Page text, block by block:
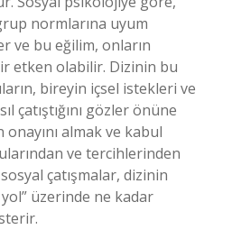
normlarına uyum
ve bu eğilim, onların
etken olabilir. Dizinin bu
bireyin içsel istekleri ve
çatıştığını gözler önüne
almak ve kabul
ve tercihlerinden
çatışmalar, dizinin
üzerinde ne kadar